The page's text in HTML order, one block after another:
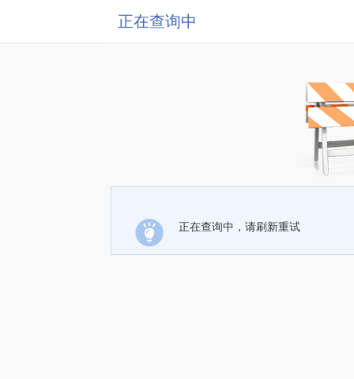
正在查询中
正在查询中，请刷新重试